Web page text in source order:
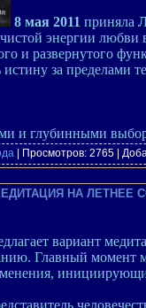
8 мая 2011 приняла
энергии любви
и развернутого
истину за
и глубинными
| Просмотров: 2765 |
НА ЛЕТНЕЕ
вариант
Главный момент